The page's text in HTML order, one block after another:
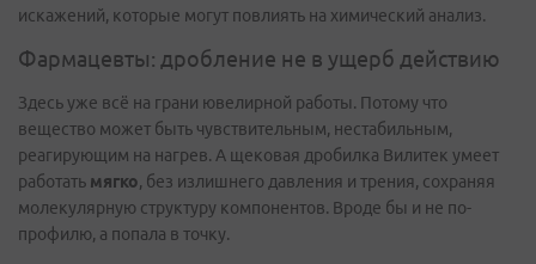
искажений, которые могут повлиять на химический анализ.
Фармацевты: дробление не в ущерб действию
Здесь уже всё на грани ювелирной работы. Потому что
вещество может быть чувствительным, нестабильным,
реагирующим на нагрев. А щековая дробилка Вилитек умеет
работать мягко, без излишнего давления и трения, сохраняя
молекулярную структуру компонентов. Вроде бы и не по-
профилю, а попала в точку.